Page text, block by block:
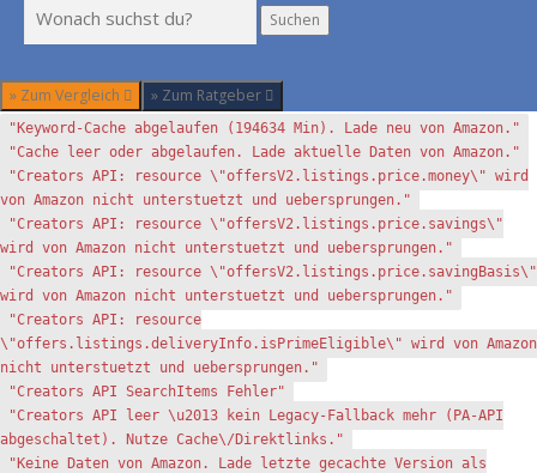
Suchen
» Zum Vergleich » Zum Ratgeber
"Keyword-Cache abgelaufen (194634 Min). Lade neu von Amazon."
"Cache leer oder abgelaufen. Lade aktuelle Daten von Amazon."
"Creators API: resource \"offersV2.listings.price.money\" wird
von Amazon nicht unterstuetzt und uebersprungen."
"Creators API: resource \"offersV2.listings.price.savings\"
wird von Amazon nicht unterstuetzt und uebersprungen."
"Creators API: resource \"offersV2.listings.price.savingBasis\"
wird von Amazon nicht unterstuetzt und uebersprungen."
"Creators API: resource
\"offers.listings.deliveryInfo.isPrimeEligible\" wird von Amazon
nicht unterstuetzt und uebersprungen."
"Creators API SearchItems Fehler"
"Creators API leer \u2013 kein Legacy-Fallback mehr (PA-API
abgeschaltet). Nutze Cache\/Direktlinks."
"Keine Daten von Amazon. Lade letzte gecachte Version als